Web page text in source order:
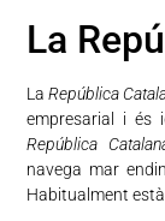
La
LaRepública
empresarial i és
República
navega mar
Habitualment